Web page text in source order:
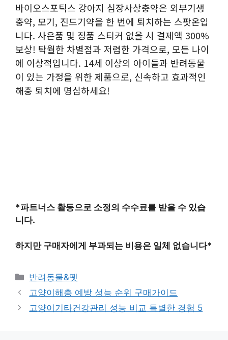
바이오스포틱스 강아지 심장사상충약은 외부기생
충약, 모기, 진드기약을 한 번에 퇴치하는 스팟온입
니다. 사은품 및 정품 스티커 없을 시 결제액 300%
보상! 탁월한 차별점과 저렴한 가격으로, 모든 나이
에 이상적입니다. 14세 이상의 아이들과 반려동물
이 있는 가정을 위한 제품으로, 신속하고 효과적인
해충 퇴치에 명심하세요!
*파트너스 활동으로 소정의 수수료를 받을 수 있습
니다.
하지만 구매자에게 부과되는 비용은 일체 없습니다*
카
테
리
반려동물&펫
고양이해충 예방 성능 순위 구매가이드
고양이기타건강관리 성능 비교 특별한 경험 5